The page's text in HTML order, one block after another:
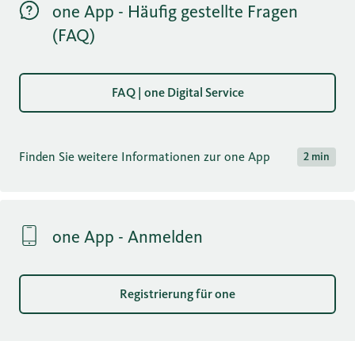
one App - Häufig gestellte Fragen
(FAQ)
FAQ | one Digital Service
Finden Sie weitere Informationen zur one App 2 min
one App - Anmelden
Registrierung für one